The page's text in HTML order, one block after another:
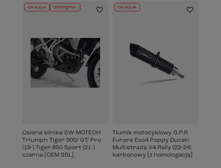
OKAZJA DOSTĘPNY
Osłona silnika SW-MOTECH
Triumph Tiger 900/ GT/ Pro
(19-),Tiger 850 Sport (21-)
czarna [OEM SBL]
OKAZJA
Tłumik motocyklowy G.P.R
Furore Evo4 Poppy Ducati
Multistrada V4 Rally (23-24)
karbonowy [z homologacją]